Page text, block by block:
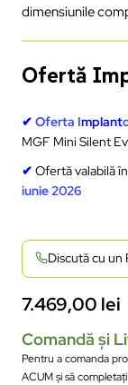
dimensiunile
Ofertă
✔ Oferta Implant
MGF Mini Silent
✔ Ofertă valabilă
iunie 2026
Discută cu un
7.469,00 lei
Comandă și
Pentru a comanda
ACUM și să